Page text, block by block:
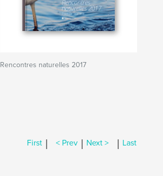
Rencontres naturelles 2017
First | < Prev | Next > | Last